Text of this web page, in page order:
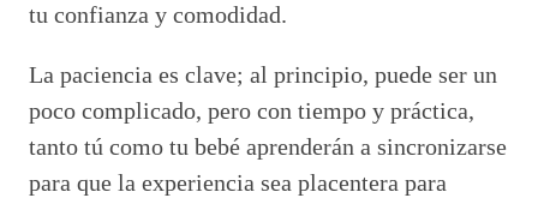
tu confianza y comodidad.
La paciencia es clave; al principio, puede ser un
poco complicado, pero con tiempo y práctica,
tanto tú como tu bebé aprenderán a sincronizarse
para que la experiencia sea placentera para